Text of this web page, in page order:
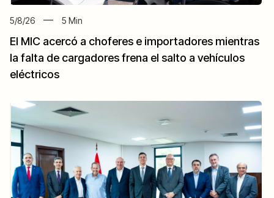
5/8/26 5 Min
El MIC acercó a choferes e importadores mientras
la falta de cargadores frena el salto a vehículos
eléctricos